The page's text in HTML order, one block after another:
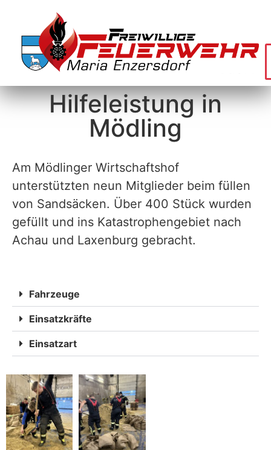
Hilfeleistung in
Mödling
Am Mödlinger Wirtschaftshof
unterstützten neun Mitglieder beim füllen
von Sandsäcken. Über 400 Stück wurden
gefüllt und ins Katastrophengebiet nach
Achau und Laxenburg gebracht.
Fahrzeuge
Einsatzkräfte
Einsatzart